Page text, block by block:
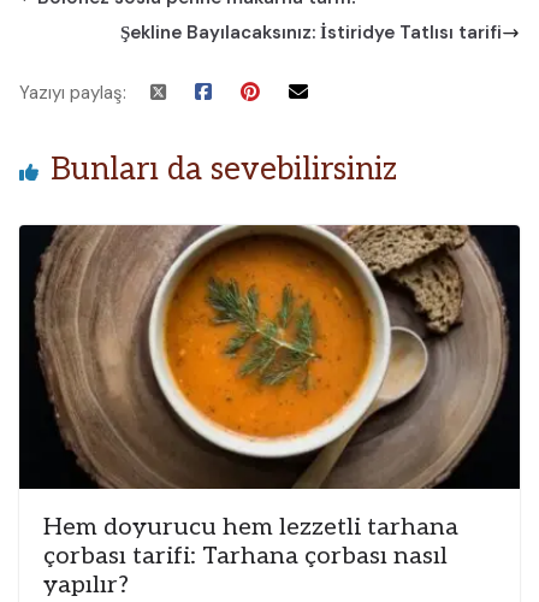
Şekline Bayılacaksınız: İstiridye Tatlısı tarifi
Yazıyı paylaş:
Bunları da sevebilirsiniz
Hem doyurucu hem lezzetli tarhana
çorbası tarifi: Tarhana çorbası nasıl
yapılır?